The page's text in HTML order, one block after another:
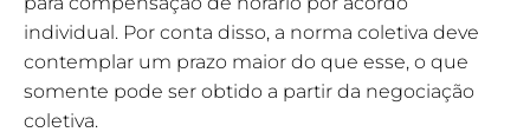
individual. Por conta disso, a norma coletiva deve
contemplar um prazo maior do que esse, o que
somente pode ser obtido a partir da negociação
coletiva.